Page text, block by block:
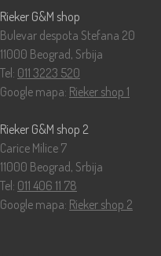
Rieker G&M shop
Bulevar despota Stefana 20
11000 Beograd, Srbija
Tel: 011 3223 520
Google mapa: Rieker shop 1
Rieker G&M shop 2
Carice Milice 7
11000 Beograd, Srbija
Tel: 011 406 11 78
Google mapa: Rieker shop 2